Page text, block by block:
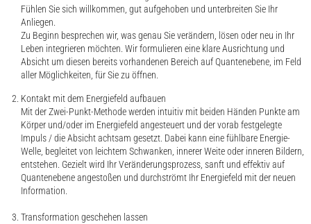
Fühlen Sie sich willkommen, gut aufgehoben und unterbreiten Sie Ihr
Anliegen.
Zu Beginn besprechen wir, was genau Sie verändern, lösen oder neu in Ihr
Leben integrieren möchten. Wir formulieren eine klare Ausrichtung und
Absicht um diesen bereits vorhandenen Bereich auf Quantenebene, im Feld
aller Möglichkeiten, für Sie zu öffnen.
Kontakt mit dem Energiefeld aufbauen
Mit der Zwei-Punkt-Methode werden intuitiv mit beiden Händen Punkte am
Körper und/oder im Energiefeld angesteuert und der vorab festgelegte
Impuls / die Absicht achtsam gesetzt. Dabei kann eine fühlbare Energie-
Welle, begleitet von leichtem Schwanken, innerer Weite oder inneren Bildern,
entstehen. Gezielt wird Ihr Veränderungsprozess, sanft und effektiv auf
Quantenebene angestoßen und durchströmt Ihr Energiefeld mit der neuen
Information.
Transformation geschehen lassen